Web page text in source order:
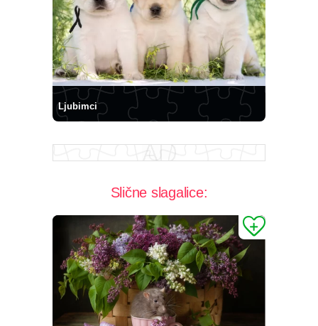
Ljubimci
Slične slagalice: